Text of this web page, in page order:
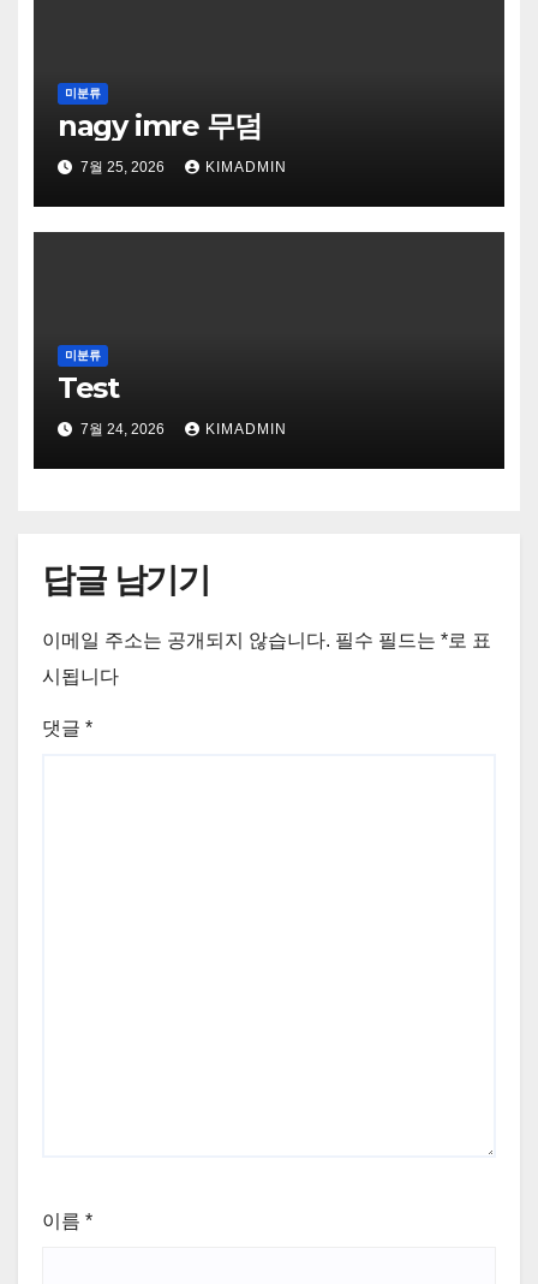
미분류
nagy imre 무덤
7월 25, 2026 KIMADMIN
미분류
Test
7월 24, 2026 KIMADMIN
답글 남기기
이메일 주소는 공개되지 않습니다. 필수 필드는 *로 표
시됩니다
댓글 *
이름 *